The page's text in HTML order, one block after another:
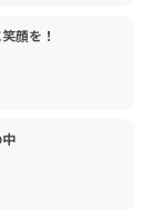
顔を！